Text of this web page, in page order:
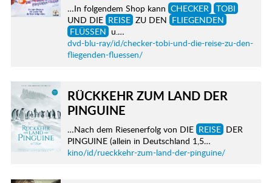
…In folgendem Shop kann CHECKER
TOBI
UND DIE REISE ZU DEN FLIEGENDEN
FLÜSSEN u.…
dvd-blu-ray/id/checker-tobi-und-die-reise-zu-den-
fliegenden-fluessen/
RÜCKKEHR ZUM LAND DER
PINGUINE
…Nach dem Riesenerfolg von DIE REISE DER
PINGUINE (allein in Deutschland 1,5…
kino/id/rueckkehr-zum-land-der-pinguine/